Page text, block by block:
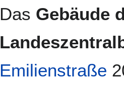
Navigation
Suche
Das Gebäude
Emilienstraße